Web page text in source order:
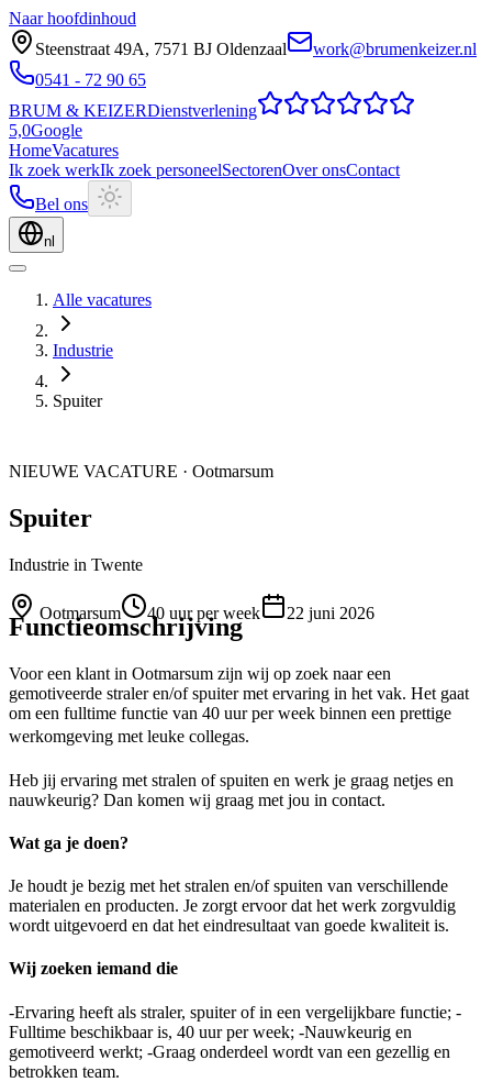
Naar hoofdinhoud
Steenstraat 49A, 7571 BJ Oldenzaal
work@brumenkeizer.nl
0541 - 72 90 65
BRUM & KEIZERDienstverlening
5,0Google
HomeVacatures
Ik zoek werkIk zoek personeelSectorenOver onsContact
Bel ons
nl
Alle vacatures
Industrie
Spuiter
NIEUWE VACATURE · Ootmarsum
Spuiter
Industrie in Twente
Ootmarsum 40 uur per week 22 juni 2026
Functieomschrijving
Voor een klant in Ootmarsum zijn wij op zoek naar een
gemotiveerde straler en/of spuiter met ervaring in het vak. Het gaat
om een fulltime functie van 40 uur per week binnen een prettige
werkomgeving met leuke collegas.
Heb jij ervaring met stralen of spuiten en werk je graag netjes en
nauwkeurig? Dan komen wij graag met jou in contact.
Wat ga je doen?
Je houdt je bezig met het stralen en/of spuiten van verschillende
materialen en producten. Je zorgt ervoor dat het werk zorgvuldig
wordt uitgevoerd en dat het eindresultaat van goede kwaliteit is.
Wij zoeken iemand die
-Ervaring heeft als straler, spuiter of in een vergelijkbare functie; -
Fulltime beschikbaar is, 40 uur per week; -Nauwkeurig en
gemotiveerd werkt; -Graag onderdeel wordt van een gezellig en
betrokken team.